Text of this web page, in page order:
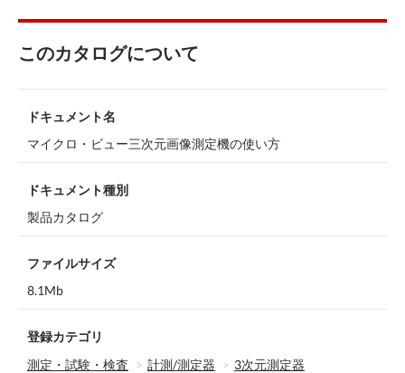
このカタログについて
ドキュメント名
マイクロ・ビュー三次元画像測定機の使い方
ドキュメント種別
製品カタログ
ファイルサイズ
8.1Mb
登録カテゴリ
測定・試験・検査
計測/測定器
3次元測定器